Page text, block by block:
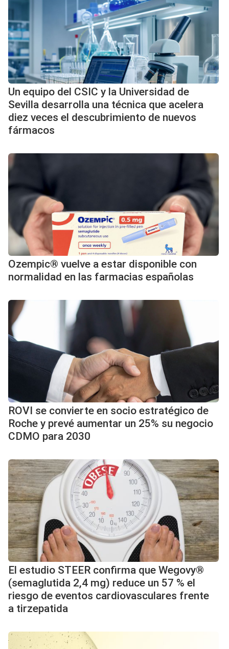
Un equipo del CSIC y la Universidad de
Sevilla desarrolla una técnica que acelera
diez veces el descubrimiento de nuevos
fármacos
Ozempic® vuelve a estar disponible con
normalidad en las farmacias españolas
ROVI se convierte en socio estratégico de
Roche y prevé aumentar un 25% su negocio
CDMO para 2030
El estudio STEER confirma que Wegovy®
(semaglutida 2,4 mg) reduce un 57 % el
riesgo de eventos cardiovasculares frente
a tirzepatida